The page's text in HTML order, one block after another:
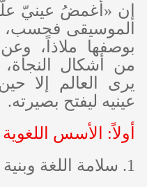
إن «أغمضُ عينيّ
الموسيقى فحسب،
بوصفها ملاذاً،
من أشكال
يرى العالم إلا
عينيه ليفتح بصيرته.
أولاً: الأسس اللغوية
1. سلامة اللغة وبنية الأسلوب.